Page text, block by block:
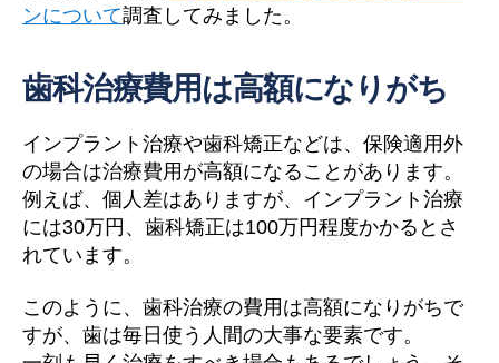
ンについて調査してみました。
歯科治療費用は高額になりがち
インプラント治療や歯科矯正などは、保険適用外
の場合は治療費用が高額になることがあります。
例えば、個人差はありますが、インプラント治療
には30万円、歯科矯正は100万円程度かかるとさ
れています。
このように、歯科治療の費用は高額になりがちで
すが、歯は毎日使う人間の大事な要素です。